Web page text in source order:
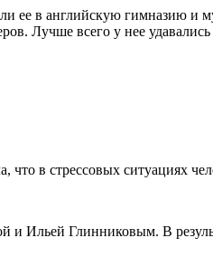
ее в английскую гимназию и
Лучше всего у нее
в стрессовых ситуациях
Ильей Глинниковым. В